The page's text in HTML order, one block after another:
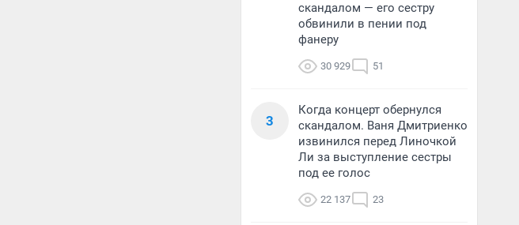
скандалом — его сестру
обвинили в пении под
фанеру
30 929 51
3
Когда концерт обернулся
скандалом. Ваня Дмитриенко
извинился перед Линочкой
Ли за выступление сестры
под ее голос
22 137 23